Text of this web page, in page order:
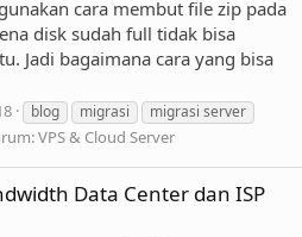
cara membut file zip pada
disk sudah full tidak bisa
Jadi bagaimana cara yang bisa
blog migrasi
migrasi server
VPS & Cloud Server
Data Center dan ISP